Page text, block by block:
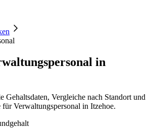
in
Gehaltsdaten, Vergleiche nach Standort und
für Verwaltungspersonal in Itzehoe.